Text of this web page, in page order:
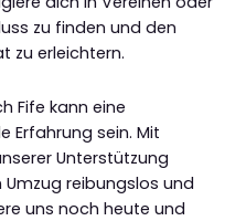
zu finden und den
zu erleichtern.
Fife kann eine
Erfahrung sein. Mit
Unterstützung
reibungslos und
uns noch heute und